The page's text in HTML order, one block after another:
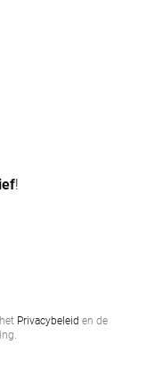
!
Privacybeleid en de